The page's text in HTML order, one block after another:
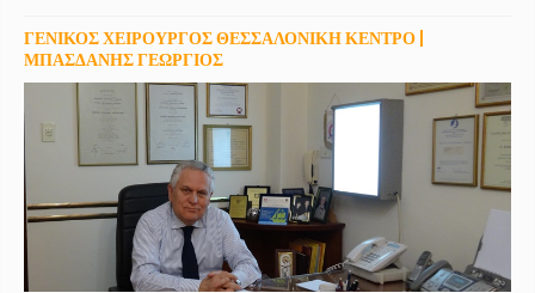
ΓΕΝΙΚΟΣ ΧΕΙΡΟΥΡΓΟΣ ΘΕΣΣΑΛΟΝΙΚΗ ΚΕΝΤΡΟ |
ΜΠΑΣΔΑΝΗΣ ΓΕΩΡΓΙΟΣ